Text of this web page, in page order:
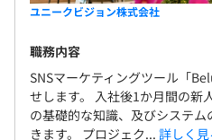
ユニークビジョン株式会社
職務内容
SNSマーケティングツール「
せします。 入社後1か月間の新
の基礎的な知識、及びシステ
きます。 プロジェク... 詳しく見